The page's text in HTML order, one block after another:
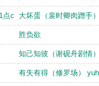
点c 大坏蛋（裴时卿肉蹭手）
胜负欲
知己知彼（谢砚舟剧情）
有失有得（修罗场）